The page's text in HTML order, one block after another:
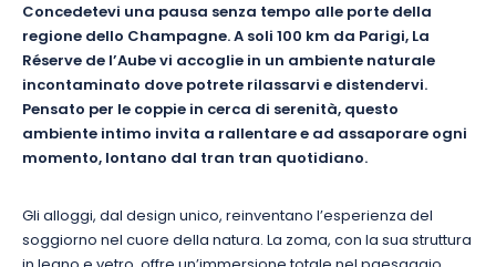
Concedetevi una pausa senza tempo alle porte della
regione dello Champagne. A soli 100 km da Parigi, La
Réserve de l’Aube vi accoglie in un ambiente naturale
incontaminato dove potrete rilassarvi e distendervi.
Pensato per le coppie in cerca di serenità, questo
ambiente intimo invita a rallentare e ad assaporare ogni
momento, lontano dal tran tran quotidiano.
Gli alloggi, dal design unico, reinventano l’esperienza del
soggiorno nel cuore della natura. La zoma, con la sua struttura